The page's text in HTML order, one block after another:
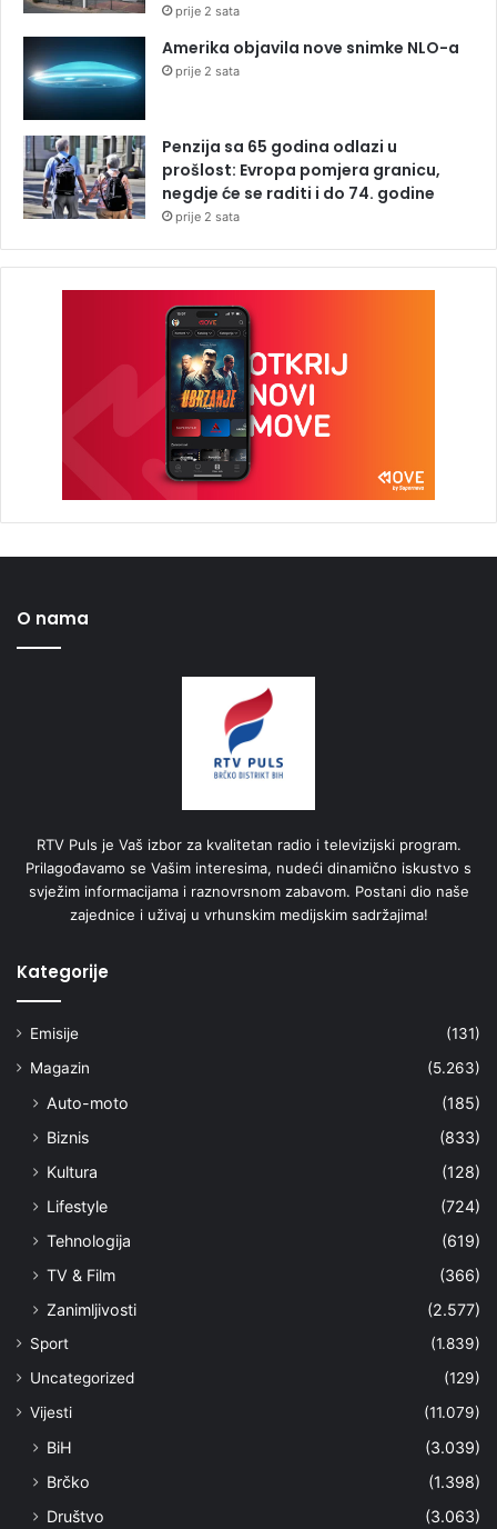
prije 2 sata
Amerika objavila nove snimke NLO-a
prije 2 sata
Penzija sa 65 godina odlazi u
prošlost: Evropa pomjera granicu,
negdje će se raditi i do 74. godine
prije 2 sata
O nama
RTV Puls je Vaš izbor za kvalitetan radio i televizijski program.
Prilagođavamo se Vašim interesima, nudeći dinamično iskustvo s
svježim informacijama i raznovrsnom zabavom. Postani dio naše
zajednice i uživaj u vrhunskim medijskim sadržajima!
Kategorije
Emisije
(131)
Magazin
(5.263)
Auto-moto
(185)
Biznis
(833)
Kultura
(128)
Lifestyle
(724)
Tehnologija
(619)
TV & Film
(366)
Zanimljivosti
(2.577)
Sport
(1.839)
Uncategorized
(129)
Vijesti
(11.079)
BiH
(3.039)
Brčko
(1.398)
Društvo
(3.063)